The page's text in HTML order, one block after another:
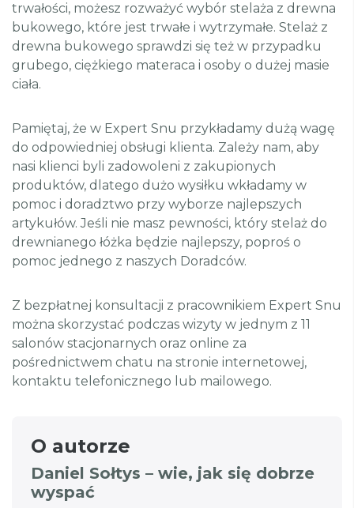
trwałości, możesz rozważyć wybór stelaża z drewna
bukowego, które jest trwałe i wytrzymałe. Stelaż z
drewna bukowego sprawdzi się też w przypadku
grubego, ciężkiego materaca i osoby o dużej masie
ciała.
Pamiętaj, że w Expert Snu przykładamy dużą wagę
do odpowiedniej obsługi klienta. Zależy nam, aby
nasi klienci byli zadowoleni z zakupionych
produktów, dlatego dużo wysiłku wkładamy w
pomoc i doradztwo przy wyborze najlepszych
artykułów. Jeśli nie masz pewności, który stelaż do
drewnianego łóżka będzie najlepszy, poproś o
pomoc jednego z naszych Doradców.
Z bezpłatnej konsultacji z pracownikiem Expert Snu
można skorzystać podczas wizyty w jednym z 11
salonów stacjonarnych oraz online za
pośrednictwem chatu na stronie internetowej,
kontaktu telefonicznego lub mailowego.
O autorze
Daniel Sołtys – wie, jak się dobrze
wyspać